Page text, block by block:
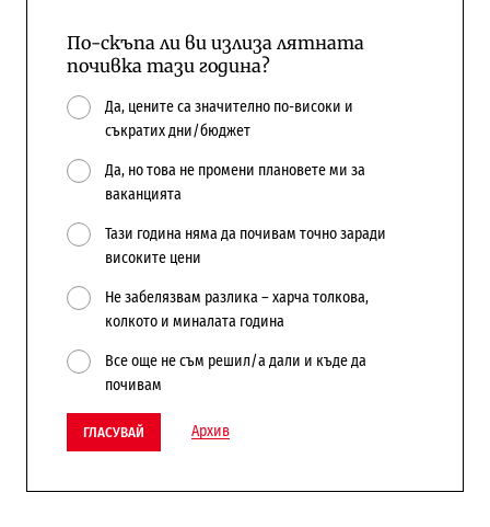
По-скъпа ли ви излиза лятната
почивка тази година?
Да, цените са значително по-високи и
съкратих дни/бюджет
Да, но това не промени плановете ми за
ваканцията
Тази година няма да почивам точно заради
високите цени
Не забелязвам разлика – харча толкова,
колкото и миналата година
Все още не съм решил/а дали и къде да
почивам
ГЛАСУВАЙ Архив